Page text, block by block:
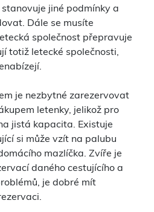
jiné podmínky a
Dále se musíte
společnost přepravuje
totiž letecké společnosti,
je nezbytné zarezervovat
letenky, jelikož pro
jistá kapacita. Existuje
si může vzít na palubu
mazlíčka. Zvíře je
daného cestujícího a
je dobré mít